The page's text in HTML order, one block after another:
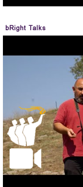
bRight Talks